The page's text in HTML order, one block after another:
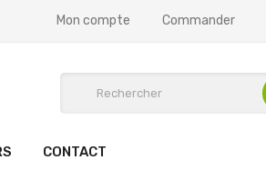
Mon compte Commander
CONTACT